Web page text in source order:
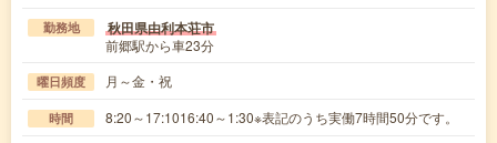
勤務地 秋田県由利本荘市
前郷駅から車23分
曜日頻度 月～金・祝
時間 8:20～17:1016:40～1:30※表記のうち実働7時間50分です。